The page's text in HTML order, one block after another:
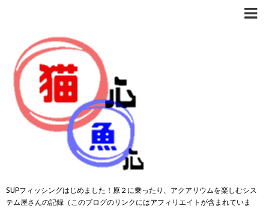
SUPフィッシングはじめました！原２に乗ったり、アクアリウムを楽しむシス
テム屋さんの記録（このブログのリンクにはアフィリエイトが含まれていま